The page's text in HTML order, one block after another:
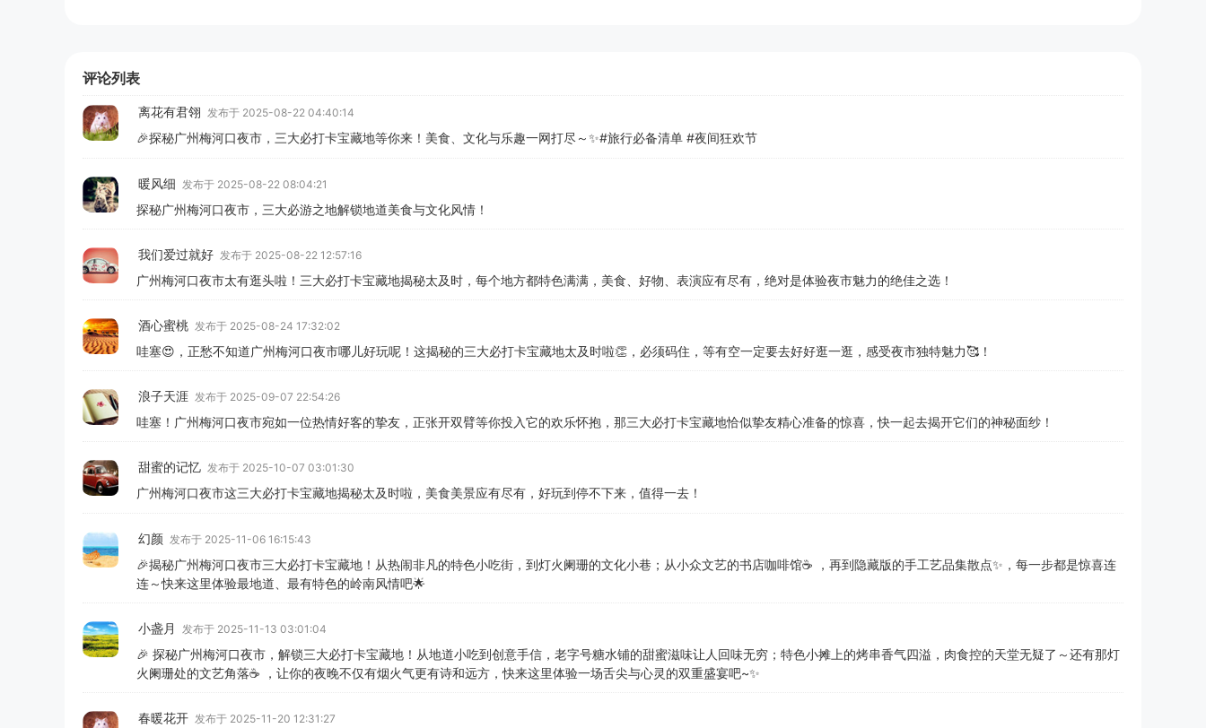
评论列表
离花有君翎 发布于 2025-08-22 04:40:14
🎉探秘广州梅河口夜市，三大必打卡宝藏地等你来！美食、文化与乐趣一网打尽～✨#旅行必备清单 #夜间狂欢节
暖风细 发布于 2025-08-22 08:04:21
探秘广州梅河口夜市，三大必游之地解锁地道美食与文化风情！
我们爱过就好 发布于 2025-08-22 12:57:16
广州梅河口夜市太有逛头啦！三大必打卡宝藏地揭秘太及时，每个地方都特色满满，美食、好物、表演应有尽有，绝对是体验夜市魅力的绝佳之选！
酒心蜜桃 发布于 2025-08-24 17:32:02
哇塞😍，正愁不知道广州梅河口夜市哪儿好玩呢！这揭秘的三大必打卡宝藏地太及时啦👏，必须码住，等有空一定要去好好逛一逛，感受夜市独特魅力🥰！
浪子天涯 发布于 2025-09-07 22:54:26
哇塞！广州梅河口夜市宛如一位热情好客的挚友，正张开双臂等你投入它的欢乐怀抱，那三大必打卡宝藏地恰似挚友精心准备的惊喜，快一起去揭开它们的神秘面纱！
甜蜜的记忆 发布于 2025-10-07 03:01:30
广州梅河口夜市这三大必打卡宝藏地揭秘太及时啦，美食美景应有尽有，好玩到停不下来，值得一去！
幻颜 发布于 2025-11-06 16:15:43
🎉揭秘广州梅河口夜市三大必打卡宝藏地！从热闹非凡的特色小吃街，到灯火阑珊的文化小巷；从小众文艺的书店咖啡馆☕️ ，再到隐藏版的手工艺品集散点✨，每一步都是惊喜连
连～快来这里体验最地道、最有特色的岭南风情吧🌟
小盏月 发布于 2025-11-13 03:01:04
🎉 探秘广州梅河口夜市，解锁三大必打卡宝藏地！从地道小吃到创意手信，老字号糖水铺的甜蜜滋味让人回味无穷；特色小摊上的烤串香气四溢，肉食控的天堂无疑了～还有那灯
火阑珊处的文艺角落☕️ ，让你的夜晚不仅有烟火气更有诗和远方，快来这里体验一场舌尖与心灵的双重盛宴吧~✨
春暖花开 发布于 2025-11-20 12:31:27